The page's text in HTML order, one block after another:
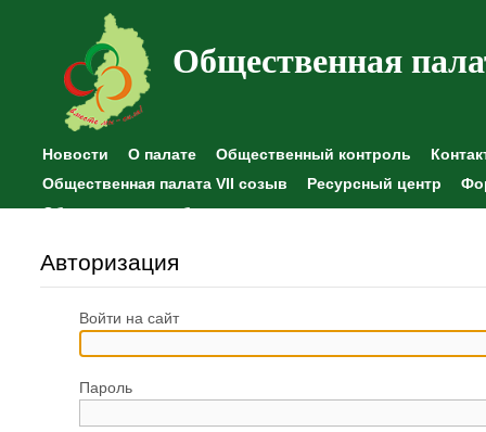
Общественная
Новости О палате Общественный контроль
Общественная палата VII созыв
Ресурсный центр
Общественные наблюдения
Авторизация
Войти на сайт
Пароль